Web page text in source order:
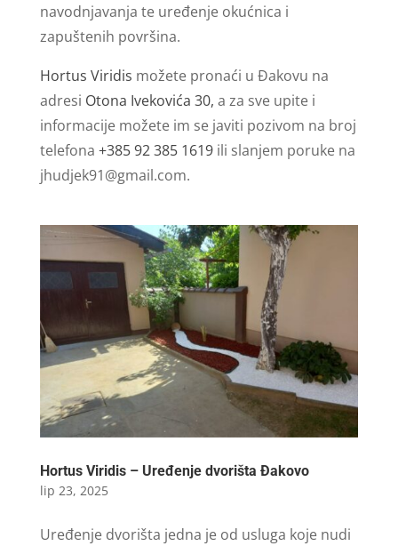
navodnjavanja te uređenje okućnica i
zapuštenih površina.
Hortus Viridis možete pronaći u Đakovu na
adresi Otona Ivekovića 30, a za sve upite i
informacije možete im se javiti pozivom na broj
telefona +385 92 385 1619ili slanjem poruke na
jhudjek91@gmail.com.
Hortus Viridis – Uređenje dvorišta Đakovo
lip 23, 2025
Uređenje dvorišta jedna je od usluga koje nudi